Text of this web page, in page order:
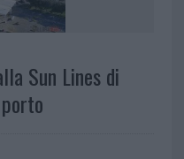
Sun Lines di